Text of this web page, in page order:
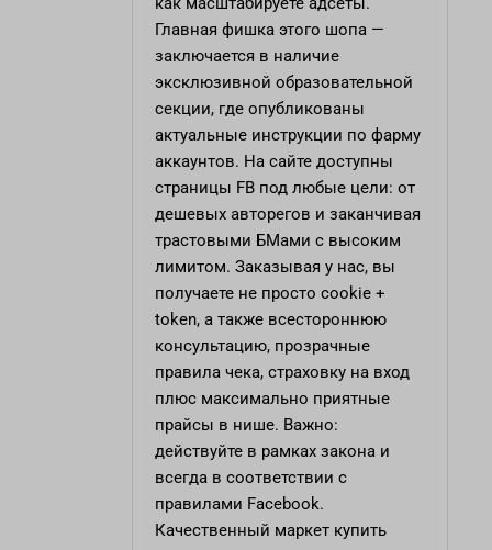
Главная фишка этого шопа —
заключается в наличие
эксклюзивной образовательной
секции, где опубликованы
актуальные инструкции по фарму
аккаунтов. На сайте доступны
страницы FB под любые цели: от
дешевых авторегов и заканчивая
трастовыми БМами с высоким
лимитом. Заказывая у нас, вы
получаете не просто cookie +
token, а также всестороннюю
консультацию, прозрачные
правила чека, страховку на вход
плюс максимально приятные
прайсы в нише. Важно:
действуйте в рамках закона и
всегда в соответствии с
правилами Facebook.
Качественный маркет купить